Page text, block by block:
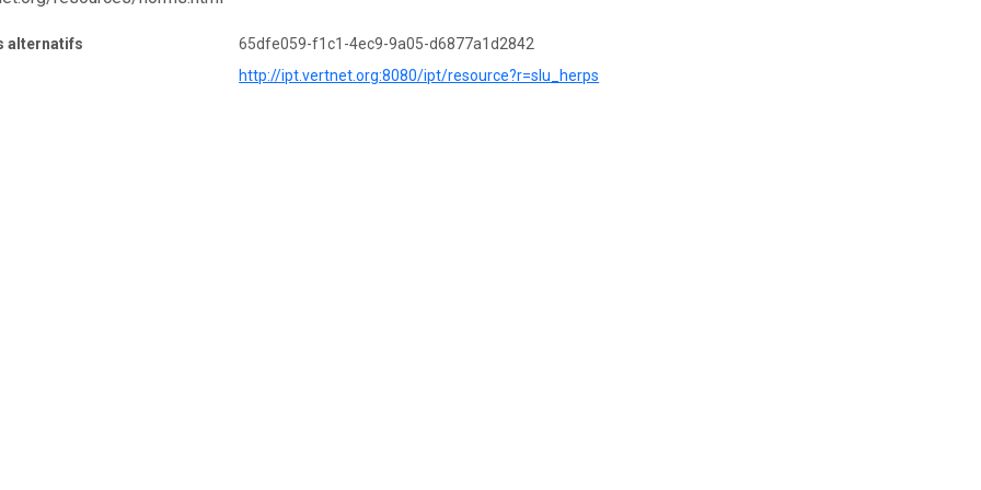
alternatifs
65dfe059-f1c1-4ec9-9a05-d6877a1d2842
http://ipt.vertnet.org:8080/ipt/resource?r=slu_herps